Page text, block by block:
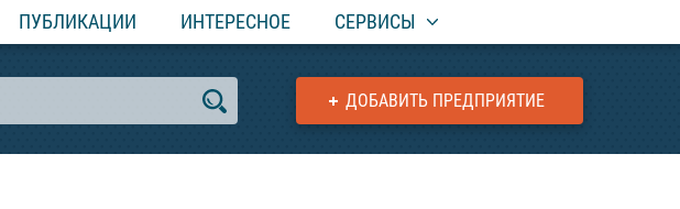
ПУБЛИКАЦИИ ИНТЕРЕСНОЕ СЕРВИСЫ
ДОБАВИТЬ ПРЕДПРИЯТИЕ